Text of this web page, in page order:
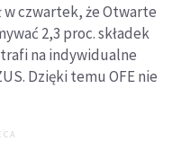
w czwartek, że Otwarte
2,3 proc. składek
trafi na indywidualne
Dzięki temu OFE nie